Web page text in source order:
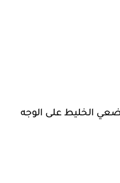
الخليط على الوجه